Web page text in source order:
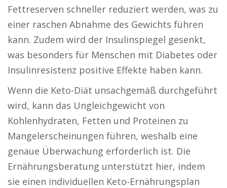
Fettreserven schneller reduziert werden, was zu
einer raschen Abnahme des Gewichts führen
kann. Zudem wird der Insulinspiegel gesenkt,
was besonders für Menschen mit Diabetes oder
Insulinresistenz positive Effekte haben kann.
Wenn die Keto-Diät unsachgemäß durchgeführt
wird, kann das Ungleichgewicht von
Kohlenhydraten, Fetten und Proteinen zu
Mangelerscheinungen führen, weshalb eine
genaue Überwachung erforderlich ist. Die
Ernährungsberatung unterstützt hier, indem
sie einen individuellen Keto-Ernährungsplan